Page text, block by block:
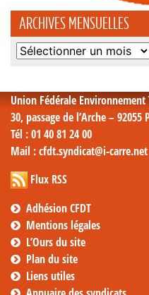
ARCHIVES MENSUELLES
Archives
Union Fédérale
30, passage de l’Arche – 92055
Tél : 01 40 81 24 00
Mail : cfdt.syndicat@i-carre.net
Flux RSS
Adhésion CFDT
Mentions légales
L’Ours du site
Plan du site
Liens utiles